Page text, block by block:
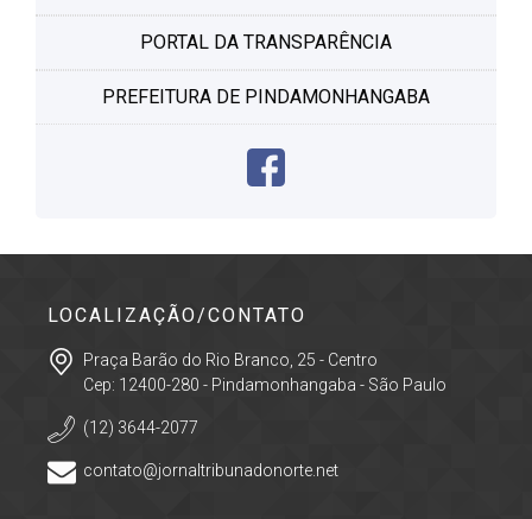
PORTAL DA TRANSPARÊNCIA
PREFEITURA DE PINDAMONHANGABA
LOCALIZAÇÃO/CONTATO
Praça Barão do Rio Branco, 25 - Centro
Cep: 12400-280 - Pindamonhangaba - São Paulo
(12) 3644-2077
contato@jornaltribunadonorte.net